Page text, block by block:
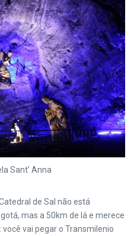
Sant’ Anna
de Sal não está
mas a 50km de lá e merece
vai pegar o Transmilenio